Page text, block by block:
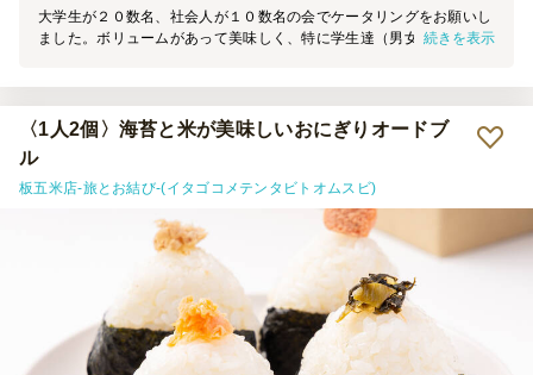
大学生が２０数名、社会人が１０数名の会でケータリングをお願いし
ました。ボリュームがあって美味しく、特に学生達（男女とも）にと
続きを表示
〈1人2個〉海苔と米が美味しいおにぎりオードブ
ル
板五米店-旅とお結び-(イタゴコメテンタビトオムスビ)